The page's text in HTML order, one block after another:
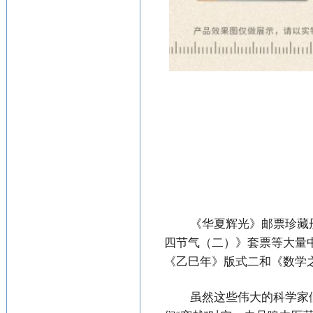
《华夏辉光》邮票珍
四节气（二）》套票等大
《乙巳年》版式二和《数学
虽然这些伟大的科学